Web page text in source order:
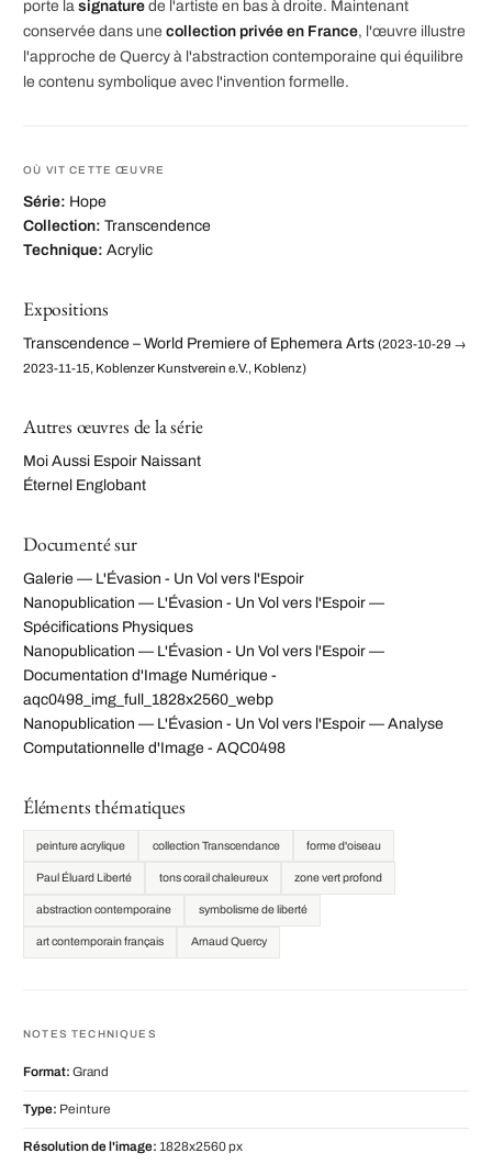
porte la signature de l'artiste en bas à droite. Maintenant
conservée dans une collection privée en France, l'œuvre illustre
l'approche de Quercy à l'abstraction contemporaine qui équilibre
le contenu symbolique avec l'invention formelle.
OÙ VIT CETTE ŒUVRE
Série: Hope
Collection: Transcendence
Technique: Acrylic
Expositions
Transcendence – World Premiere of Ephemera Arts (2023-10-29 →
2023-11-15, Koblenzer Kunstverein e.V., Koblenz)
Autres œuvres de la série
Moi Aussi Espoir Naissant
Éternel Englobant
Documenté sur
Galerie — L'Évasion - Un Vol vers l'Espoir
Nanopublication — L'Évasion - Un Vol vers l'Espoir —
Spécifications Physiques
Nanopublication — L'Évasion - Un Vol vers l'Espoir —
Documentation d'Image Numérique -
aqc0498_img_full_1828x2560_webp
Nanopublication — L'Évasion - Un Vol vers l'Espoir — Analyse
Computationnelle d'Image - AQC0498
Éléments thématiques
peinture acrylique collection Transcendance forme d'oiseau
Paul Éluard Liberté tons corail chaleureux zone vert profond
abstraction contemporaine symbolisme de liberté
art contemporain français Arnaud Quercy
NOTES TECHNIQUES
Format: Grand
Type: Peinture
Résolution de l'image: 1828x2560 px